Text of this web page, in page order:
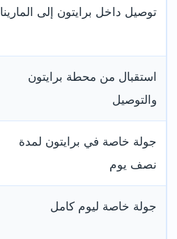
توصيل داخل برايتون إلى المارينا
استقبال من محطة برايتون
والتوصيل
جولة خاصة في برايتون لمدة
نصف يوم
جولة خاصة ليوم كامل